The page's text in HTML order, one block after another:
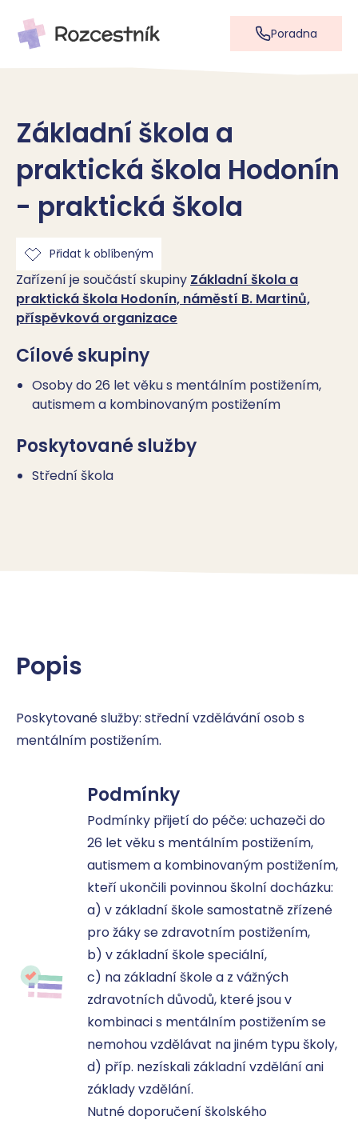
Poradna
Základní škola a
praktická škola Hodonín
- praktická škola
Přidat k oblíbeným
Zařízení je součástí skupiny Základní škola a
praktická škola Hodonín, náměstí B. Martinů,
příspěvková organizace
Cílové skupiny
Osoby do 26 let věku s mentálním postižením,
autismem a kombinovaným postižením
Poskytované služby
Střední škola
Popis
Poskytované služby: střední vzdělávání osob s
mentálním postižením.
Podmínky
Podmínky přijetí do péče: uchazeči do
26 let věku s mentálním postižením,
autismem a kombinovaným postižením,
kteří ukončili povinnou školní docházku:
a) v základní škole samostatně zřízené
pro žáky se zdravotním postižením,
b) v základní škole speciální,
c) na základní škole a z vážných
zdravotních důvodů, které jsou v
kombinaci s mentálním postižením se
nemohou vzdělávat na jiném typu školy,
d) příp. nezískali základní vzdělání ani
základy vzdělání.
Nutné doporučení školského